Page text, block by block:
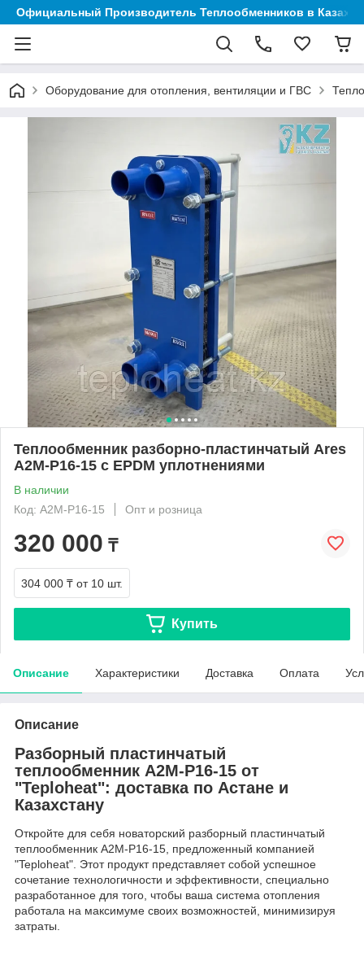
Официальный Производитель Теплообменников в
Оборудование для отопления, вентиляции и ГВС
Теплообменник разборно-пластинчатый Ares
A2M-P16-15 с EPDM уплотнениями
В наличии
Код: A2M-P16-15
Опт и розница
320 000 ₸
304 000 ₸ от 10 шт.
Купить
Описание Характеристики Доставка Оплата
Описание
Разборный пластинчатый
теплообменник A2M-P16-15 от
"Teploheat": доставка по Астане и
Казахстану
Откройте для себя новаторский разборный пластинчатый
теплообменник A2M-P16-15, предложенный компанией
"Teploheat". Этот продукт представляет собой успешное
сочетание технологичности и эффективности, специально
разработанное для того, чтобы ваша система отопления
работала на максимуме своих возможностей, минимизируя
затраты.